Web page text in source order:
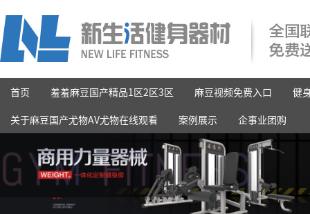
首页 羞羞麻豆国产精品1区2区3区 麻豆视频免费入口
健
关于麻豆国产尤物AV尤物在线观看
案例展示 企事业团购